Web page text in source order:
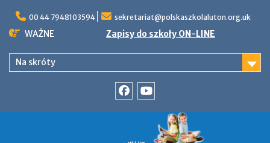
content
00 44 7948103594 sekretariat@polskaszkolaluton.org.uk
WAŻNE Zapisy do szkoły ON-LINE
Na skróty